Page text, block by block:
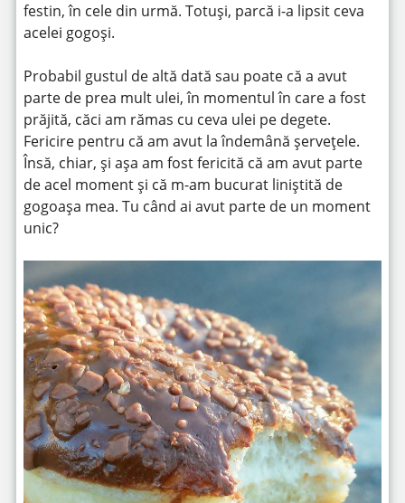
festin, în cele din urmă. Totuși, parcă i-a lipsit ceva
acelei gogoși.
Probabil gustul de altă dată sau poate că a avut
parte de prea mult ulei, în momentul în care a fost
prăjită, căci am rămas cu ceva ulei pe degete.
Fericire pentru că am avut la îndemână șervețele.
Însă, chiar, și așa am fost fericită că am avut parte
de acel moment și că m-am bucurat liniștită de
gogoașa mea. Tu când ai avut parte de un moment
unic?